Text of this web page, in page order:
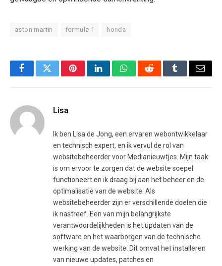
aston martin formule 1 honda
FacebookTwitterPinterestLinkedInWhatsAppRedditTumblrEmail
Lisa
Ik ben Lisa de Jong, een ervaren webontwikkelaar
en technisch expert, en ik vervul de rol van
websitebeheerder voor Medianieuwtjes. Mijn taak
is om ervoor te zorgen dat de website soepel
functioneert en ik draag bij aan het beheer en de
optimalisatie van de website. Als
websitebeheerder zijn er verschillende doelen die
ik nastreef. Een van mijn belangrijkste
verantwoordelijkheden is het updaten van de
software en het waarborgen van de technische
werking van de website. Dit omvat het installeren
van nieuwe updates, patches en